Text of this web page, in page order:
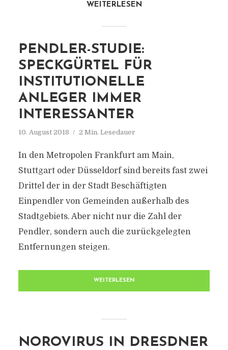
WEITERLESEN
PENDLER-STUDIE:
SPECKGÜRTEL FÜR
INSTITUTIONELLE
ANLEGER IMMER
INTERESSANTER
10. August 2018 2 Min. Lesedauer
In den Metropolen Frankfurt am Main,
Stuttgart oder Düsseldorf sind bereits fast zwei
Drittel der in der Stadt Beschäftigten
Einpendler von Gemeinden außerhalb des
Stadtgebiets. Aber nicht nur die Zahl der
Pendler, sondern auch die zurückgelegten
Entfernungen steigen.
WEITERLESEN
NOROVIRUS IN DRESDNER